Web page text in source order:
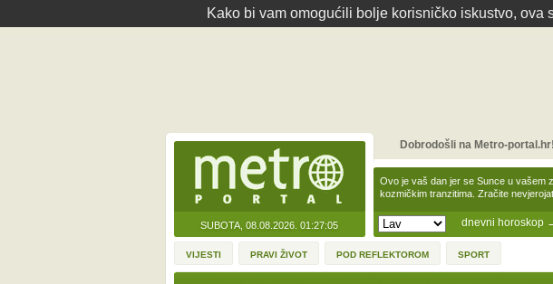
Kako bi vam omogućili bolje korisničko iskustvo,
SUBOTA, 08.08.2026. 01:27:05 dnevni horoskop
Ovo je vaš dan jer se Sunce u vašem
kozmičkim tranzitima. Zračite
Dobrodošli na Metro-portal.hr!
VIJESTI PRAVI ŽIVOT POD REFLEKTOROM SPORT